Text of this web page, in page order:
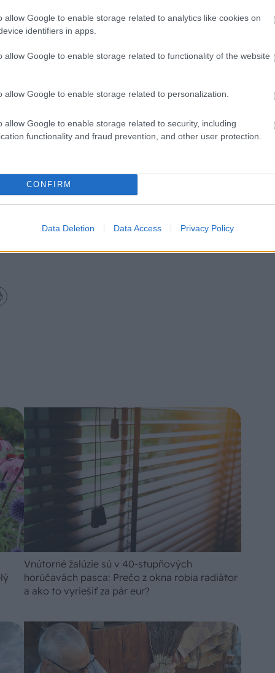
allow Google to enable storage related to analytics like cookies on
identifiers in apps.
allow Google to enable storage related to functionality of the website
allow Google to enable storage related to personalization.
allow Google to enable storage related to security, including
functionality and fraud prevention, and other user protection.
CONFIRM
Data Deletion Data Access Privacy Policy
Vnútorné žalúzie sú v 40-stupňových
horúčavách pasca: Prečo z okna robia radiátor
a ako to vyriešiť za pár eur?